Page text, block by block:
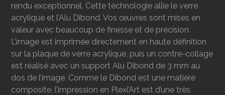
rendu exceptionnel. Cette technologie allie le verre
acrylique et l’Alu Dibond. Vos œuvres sont mises en
valeur avec beaucoup de finesse et de précision.
L’image est imprimée directement en haute définition
sur la plaque de verre acrylique, puis un contre-collage
est réalisé avec un support Alu Dibond de 3 mm au
dos de l’image. Comme le Dibond est une matière
composite, l’impression en Plexi’Art est d’une très